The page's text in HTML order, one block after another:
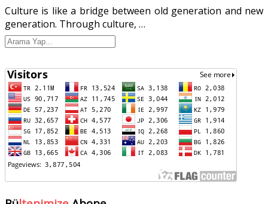
Culture is like a bridge between old generation and new
generation. Through culture, …